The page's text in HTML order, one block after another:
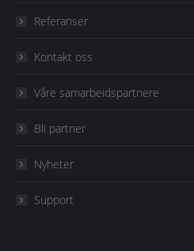
Referanser
Kontakt oss
Våre samarbeidspartnere
Bli partner
Nyheter
Support